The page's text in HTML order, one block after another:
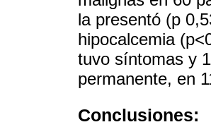
la presentó (p
hipocalcemia
tuvo síntomas y
permanente, en
Conclusiones: